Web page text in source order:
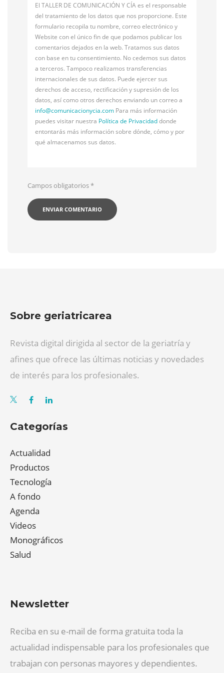
El TALLER DE COMUNICACIÓN Y CÍA es el responsable
del tratamiento de los datos que nos proporcione. Este
formulario recopila tu nombre, correo electrónico y
Website con el único fin de que podamos publicar los
comentarios dejados en la web. Tratamos sus datos
con base en tu consentimiento. No cedemos sus datos
a terceros. Tampoco realizamos transferencias
internacionales de sus datos. Puede ejercer sus
derechos de acceso, rectificación y supresión de los
datos, así como otros derechos enviando un correo a
info@comunicacionycia.com Para más información
puedes visitar nuestra Política de Privacidaddonde
entontarás más información sobre dónde, cómo y por
qué almacenamos sus datos.
Campos obligatorios*
Sobre geriatricarea
Revista digital dirigida al sector de la geriatría y
afines que ofrece las últimas noticias y novedades
de interés para los profesionales.
Categorías
Actualidad
Productos
Tecnología
A fondo
Agenda
Videos
Monográficos
Salud
Newsletter
Reciba en su e-mail de forma gratuita toda la
actualidad indispensable para los profesionales que
trabajan con personas mayores y dependientes.